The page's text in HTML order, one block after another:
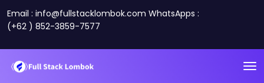
Email : info@fullstacklombok.com WhatsApps :
(+62 ) 852-3859-7577